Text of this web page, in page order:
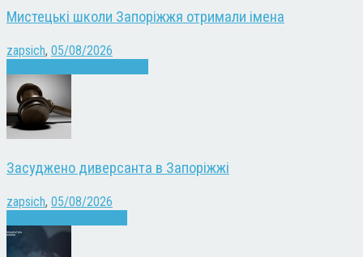
Мистецькі школи Запоріжжя отримали імена
zapsich, 05/08/2026
Засуджено диверсанта в Запоріжжі
zapsich, 05/08/2026